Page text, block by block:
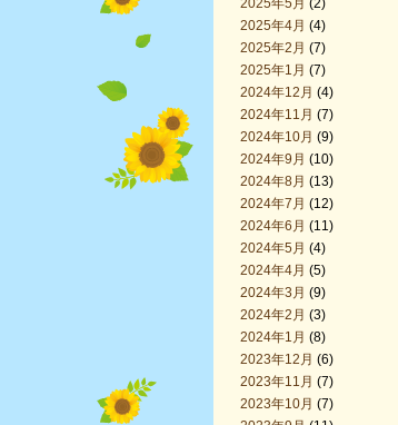
2025年5月 (2)
2025年4月 (4)
2025年2月 (7)
2025年1月 (7)
2024年12月 (4)
2024年11月 (7)
2024年10月 (9)
2024年9月 (10)
2024年8月 (13)
2024年7月 (12)
2024年6月 (11)
2024年5月 (4)
2024年4月 (5)
2024年3月 (9)
2024年2月 (3)
2024年1月 (8)
2023年12月 (6)
2023年11月 (7)
2023年10月 (7)